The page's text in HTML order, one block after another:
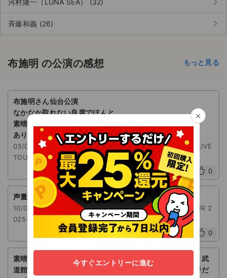
斉藤和義 (26) keyboard_arrow_right
布施明 の公演の感想 もっと見る
布施明さん仙台公演
なかなか取れない良席でほんと
素晴らしかったです。
ありがとうございました。
03/01(日) 16:30 東京エレクトロンホール宮城 AKIRA FUSE LIVE
TOUR 2025-2026
0
声量がすごかったです。ありがとうございました。
10/04(土) 17:00 武蔵野市民文化会館 AKIRA FUSE LIVE TOUR 2
025-2026
0
素晴らしい歌声と声量に感動しっぱなしのニ時間でした。武
道館は広すぎず、伝統的でスペシャルに相応しいステージだ
×
今すぐエントリーに進む